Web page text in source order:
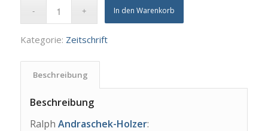
In den Warenkorb
Kategorie: Zeitschrift
Beschreibung
Beschreibung
Ralph Andraschek-Holzer: